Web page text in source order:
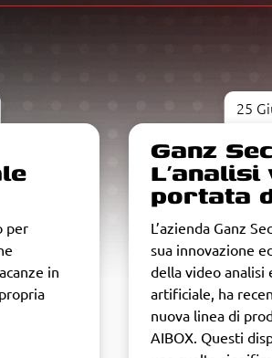
per
in
25
Ganz
L’analisi
portata
L’azienda Ganz
sua innovazione
della video analisi
artificiale, ha
nuova linea di
AIBOX. Questi